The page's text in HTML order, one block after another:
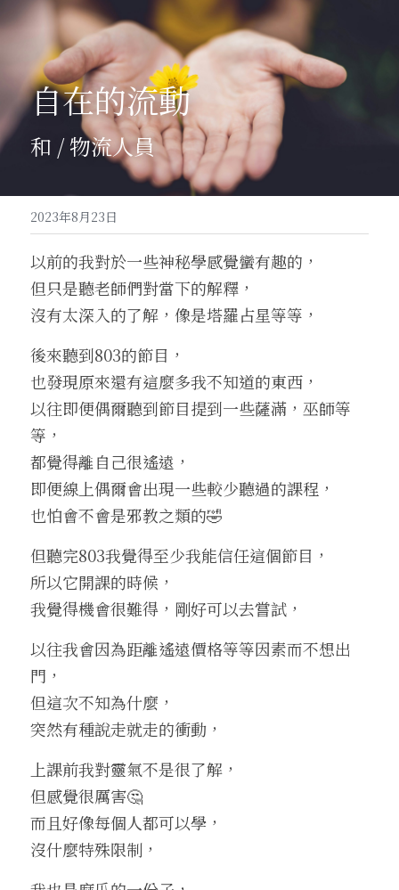
自在的流動
和 / 物流人員
2023年8月23日
以前的我對於一些神秘學感覺蠻有趣的，
但只是聽老師們對當下的解釋，
沒有太深入的了解，像是塔羅占星等等，
後來聽到803的節目，
也發現原來還有這麼多我不知道的東西，
以往即便偶爾聽到節目提到一些薩滿，巫師等
等，
都覺得離自己很遙遠，
即便線上偶爾會出現一些較少聽過的課程，
也怕會不會是邪教之類的🤣
但聽完803我覺得至少我能信任這個節目，
所以它開課的時候，
我覺得機會很難得，剛好可以去嘗試，
以往我會因為距離遙遠價格等等因素而不想出
門，
但這次不知為什麼，
突然有種說走就走的衝動，
上課前我對靈氣不是很了解，
但感覺很厲害🤔
而且好像每個人都可以學，
沒什麼特殊限制，